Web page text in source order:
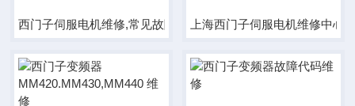
西门子伺服电机维修,常见故障维修上海西门子伺服电机维修中心